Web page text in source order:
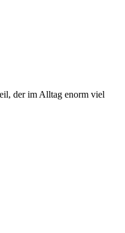
der im Alltag enorm viel